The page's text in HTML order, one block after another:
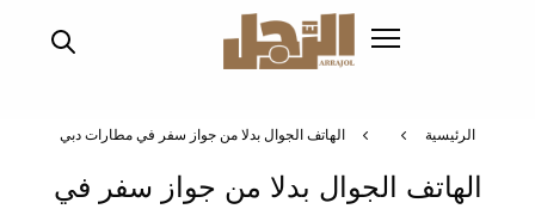
الرئيسية الهاتف الجوال بدلا من جواز سفر في مطارات دبي
الهاتف الجوال بدلا من جواز سفر في